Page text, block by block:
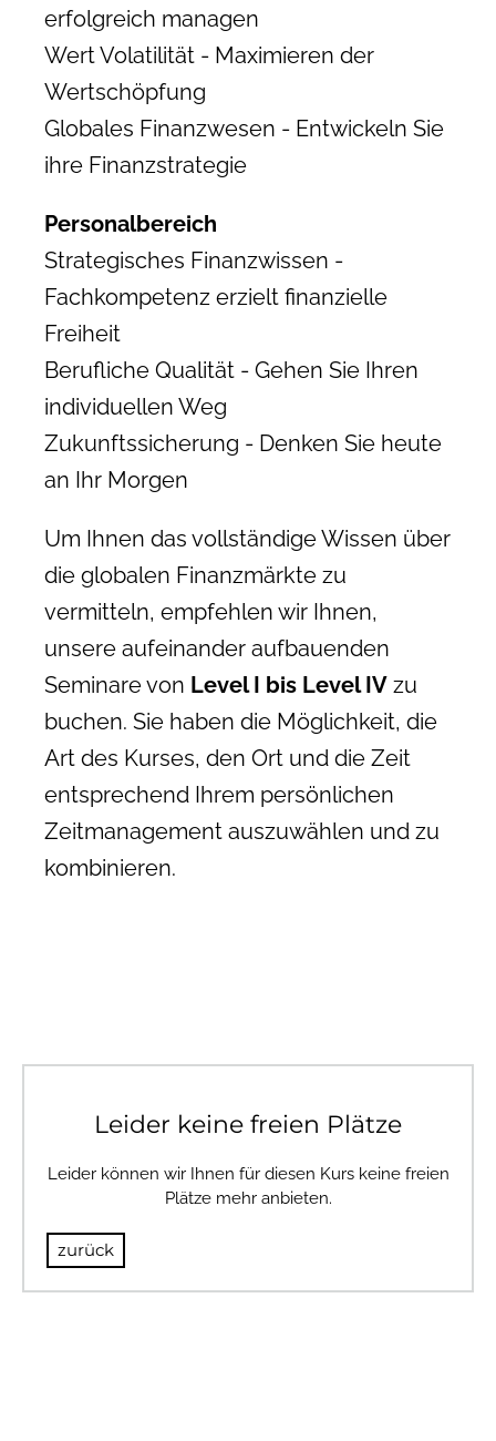
erfolgreich managen
Wert Volatilität - Maximieren der
Wertschöpfung
Globales Finanzwesen - Entwickeln Sie
ihre Finanzstrategie
Personalbereich
Strategisches Finanzwissen -
Fachkompetenz erzielt finanzielle
Freiheit
Berufliche Qualität - Gehen Sie Ihren
individuellen Weg
Zukunftssicherung - Denken Sie heute
an Ihr Morgen
Um Ihnen das vollständige Wissen über
die globalen Finanzmärkte zu
vermitteln, empfehlen wir Ihnen,
unsere aufeinander aufbauenden
Seminare von Level I bis Level IV zu
buchen. Sie haben die Möglichkeit, die
Art des Kurses, den Ort und die Zeit
entsprechend Ihrem persönlichen
Zeitmanagement auszuwählen und zu
kombinieren.
Leider keine freien Plätze
Leider können wir Ihnen für diesen Kurs keine freien
Plätze mehr anbieten.
zurück